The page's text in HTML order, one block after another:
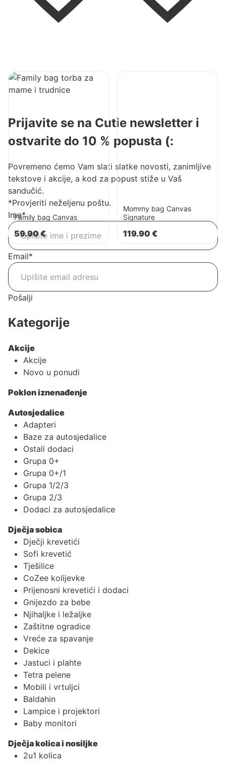
Pogledaj
proizvod
Canvas
Family bag Canvas
59.90€
Canvas
Signature
Mommy bag Canvas
Signature
119.90 €
Prijavite se na Cutie newsletter i
ostvarite do 10 % popusta (:
Povremeno ćemo Vam slati slatke novosti, zanimljive
tekstove i akcije, a kod za popust stiže u Vaš
sandučić.
*Provjeriti neželjenu poštu.
Ime*
Email*
Pošalji
Kategorije
Akcije
Akcije
Novo u ponudi
Poklon iznenađenje
Autosjedalice
Adapteri
Baze za autosjedalice
Ostali dodaci
Grupa 0+
Grupa 0+/1
Grupa 1/2/3
Grupa 2/3
Dodaci za autosjedalice
Dječja sobica
Dječji krevetići
Sofi krevetić
Tješilice
CoZee kolijevke
Prijenosni krevetići i dodaci
Gnijezdo za bebe
Njihaljke i ležaljke
Zaštitne ogradice
Vreće za spavanje
Dekice
Jastuci i plahte
Tetra pelene
Mobili i vrtuljci
Baldahin
Lampice i projektori
Baby monitori
Dječja kolica i nosiljke
2u1 kolica